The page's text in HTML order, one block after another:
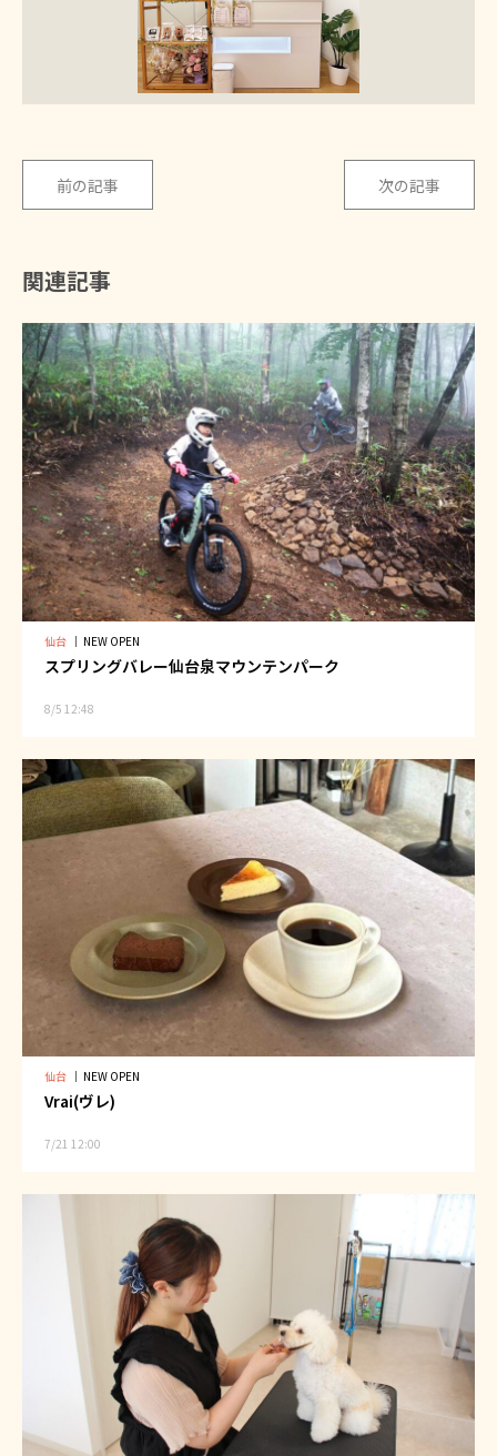
前の記事 次の記事
関連記事
仙台 ｜ NEW OPEN
スプリングバレー仙台泉マウンテンパーク
8/5 12:48
仙台 ｜ NEW OPEN
Vrai(ヴレ)
7/21 12:00